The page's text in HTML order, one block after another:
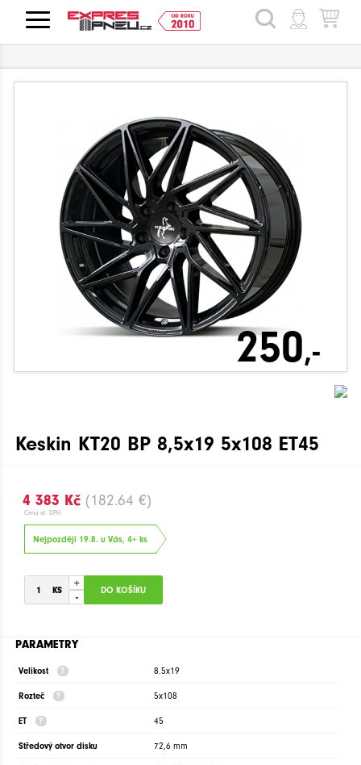
HLEDAT
250,-
Keskin KT20 BP 8,5x19 5x108 ET45
4 383 Kč (182.64 €)
Cena vč. DPH
Nejpozději 19.8. u Vás, 4+ ks
+
-
PARAMETRY
Velikost 8.5x19
Rozteč 5x108
ET 45
Středový otvor disku 72,6 mm